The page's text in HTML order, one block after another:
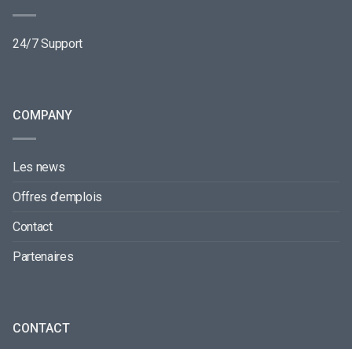
24/7 Support
COMPANY
Les news
Offres d’emplois
Contact
Partenaires
CONTACT